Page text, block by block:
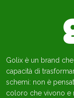
Golix è un brand che
capacità di
schemi: non è
coloro che vivono e